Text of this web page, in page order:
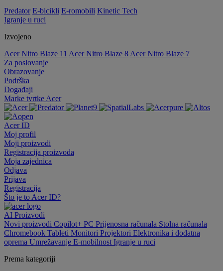
Predator E-bicikli E-romobili Kinetic Tech
Igranje u ruci
Izvojeno
Acer Nitro Blaze 11 Acer Nitro Blaze 8 Acer Nitro Blaze 7
Za poslovanje
Obrazovanje
Podrška
Događaji
Marke tvrtke Acer
Acer ID
Moj profil
Moji proizvodi
Registracija proizvoda
Moja zajednica
Odjava
Prijava
Registracija
Što je to Acer ID?
AI Proizvodi
Novi proizvodi Copilot+ PC Prijenosna računala Stolna računala
Chromebook Tableti Monitori Projektori Elektronika i dodatna
oprema Umrežavanje E-mobilnost Igranje u ruci
Prema kategoriji